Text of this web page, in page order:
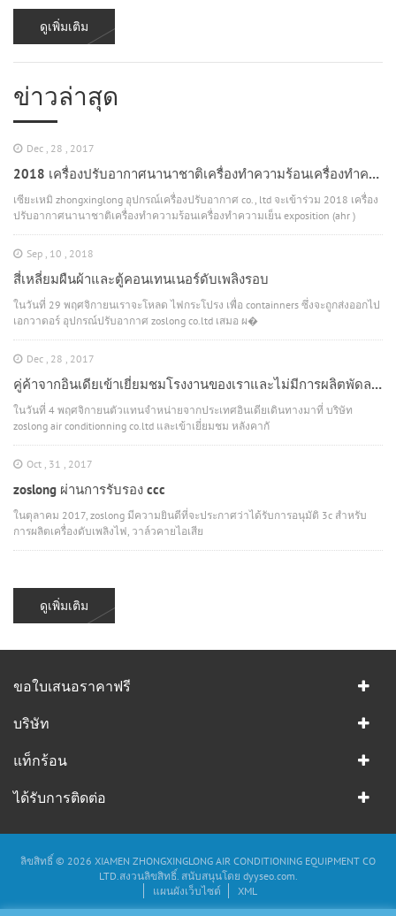
ดูเพิ่มเติม
ข่าวล่าสุด
Dec , 28 , 2017
2018 เครื่องปรับอากาศนานาชาติเครื่องทำความร้อนเครื่องทำความเย็น exposition (ahr) chicago
เซียะเหมิ zhongxinglong อุปกรณ์เครื่องปรับอากาศ co., ltd จะเข้าร่วม 2018 เครื่อง
ปรับอากาศนานาชาติเครื่องทำความร้อนเครื่องทำความเย็น exposition (ahr )
damper, air filter, air duct และอุปกรณ์ต่างๆ . เรา เยี่ยมชมบูธของเราฉบั...
Sep , 10 , 2018
สี่เหลี่ยมผืนผ้าและตู้คอนเทนเนอร์ดับเพลิงรอบ
ในวันที่ 29 พฤศจิกายนเราจะโหลด ไฟกระโปรง เพื่อ containners ซึ่งจะถูกส่งออกไป
เอกวาดอร์ อุปกรณ์ปรับอากาศ zoslong co.ltd เสมอ ผ�
Dec , 28 , 2017
คู่ค้าจากอินเดียเข้าเยี่ยมชมโรงงานของเราและไม่มีการผลิตพัดลมเพดานลมพัดลมกระบวนการผลิต
ในวันที่ 4 พฤศจิกายนตัวแทนจำหน่ายจากประเทศอินเดียเดินทางมาที่ บริษัท
zoslong air conditionning co.ltd และเข้าเยี่ยมชม หลังคากั
Oct , 31 , 2017
zoslong ผ่านการรับรอง ccc
ในตุลาคม 2017, zoslong มีความยินดีที่จะประกาศว่าได้รับการอนุมัติ 3c สำหรับ
การผลิตเครื่องดับเพลิงไฟ, วาล์วคายไอเสีย
ดูเพิ่มเติม
ขอใบเสนอราคาฟรี
บริษัท
แท็กร้อน
ได้รับการติดต่อ
ลิขสิทธิ์ © 2026 XIAMEN ZHONGXINGLONG AIR CONDITIONING EQUIPMENT CO
LTD.สงวนลิขสิทธิ์. สนับสนุนโดย dyyseo.com
แผนผังเว็บไซต์
XML